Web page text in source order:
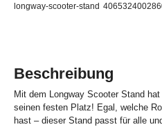
longway-scooter-stand
Beschreibung
Mit dem Longway Scooter Stand
seinen festen Platz! Egal, welche
hast – dieser Stand passt für alle